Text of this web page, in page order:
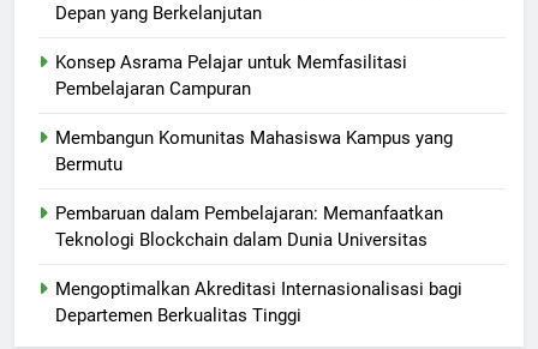
Depan yang Berkelanjutan
Konsep Asrama Pelajar untuk Memfasilitasi
Pembelajaran Campuran
Membangun Komunitas Mahasiswa Kampus yang
Bermutu
Pembaruan dalam Pembelajaran: Memanfaatkan
Teknologi Blockchain dalam Dunia Universitas
Mengoptimalkan Akreditasi Internasionalisasi bagi
Departemen Berkualitas Tinggi